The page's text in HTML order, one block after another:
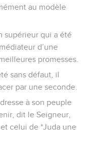
au modèle
supérieur qui a été
d’une
promesses.
sans défaut, il
par une seconde.
à son peuple
dit le Seigneur,
celui de *Juda une